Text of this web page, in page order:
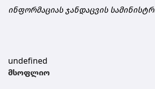
ინფორმაციას ჯანდაცვის
undefined
მსოფლიო